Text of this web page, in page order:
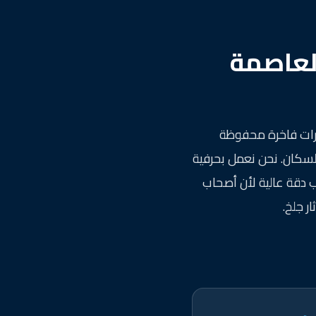
فاخرة محفوظة
نحن نعمل بحرفية
دقة عالية لأن أصحاب
جلخ.